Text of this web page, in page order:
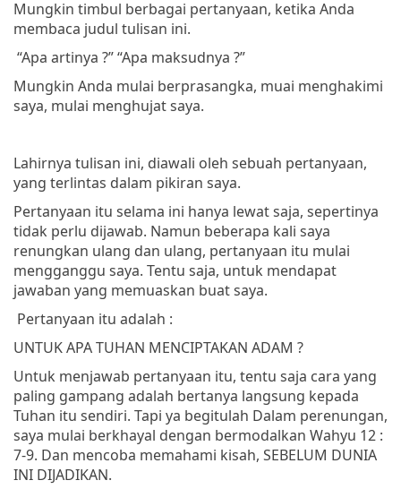
Mungkin timbul berbagai pertanyaan, ketika Anda
membaca judul tulisan ini.
“Apa artinya ?”“Apa maksudnya ?”
Mungkin Anda mulai berprasangka, muai menghakimi
saya, mulai menghujat saya.
Lahirnya tulisan ini, diawali oleh sebuah pertanyaan,
yang terlintas dalam pikiran saya.
Pertanyaan itu selama ini hanya lewat saja, sepertinya
tidak perlu dijawab. Namun beberapa kali saya
renungkan ulang dan ulang, pertanyaan itu mulai
mengganggu saya. Tentu saja, untuk mendapat
jawaban yang memuaskan buat saya.
Pertanyaan itu adalah :
UNTUK APA TUHAN MENCIPTAKAN ADAM ?
Untuk menjawab pertanyaan itu, tentu saja cara yang
paling gampang adalah bertanya langsung kepada
Tuhan itu sendiri. Tapi ya begitulah Dalam perenungan,
saya mulai berkhayal dengan bermodalkan Wahyu 12 :
7-9. Dan mencoba memahami kisah, SEBELUM DUNIA
INI DIJADIKAN.